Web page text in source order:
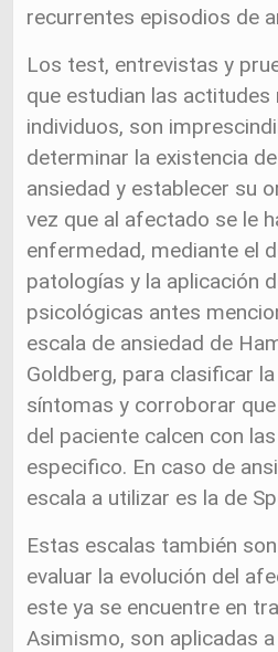
recurrentes episodios de
Los test, entrevistas y
que estudian las actitudes
individuos, son
determinar la existencia
ansiedad y establecer su
vez que al afectado se le
enfermedad, mediante el
patologías y la aplicación
psicológicas antes
escala de ansiedad de
Goldberg, para clasificar
síntomas y corroborar
del paciente calcen con
especifico. En caso de
escala a utilizar es la de
Estas escalas también
evaluar la evolución del
este ya se encuentre en
Asimismo, son aplicadas